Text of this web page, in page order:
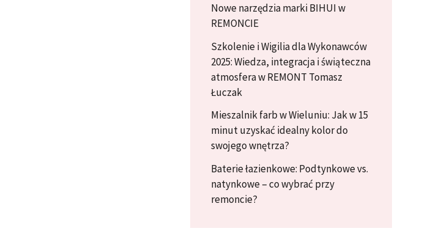
Nowe narzędzia marki BIHUI w
REMONCIE
Szkolenie i Wigilia dla Wykonawców
2025: Wiedza, integracja i świąteczna
atmosfera w REMONT Tomasz
Łuczak
Mieszalnik farb w Wieluniu: Jak w 15
minut uzyskać idealny kolor do
swojego wnętrza?
Baterie łazienkowe: Podtynkowe vs.
natynkowe – co wybrać przy
remoncie?